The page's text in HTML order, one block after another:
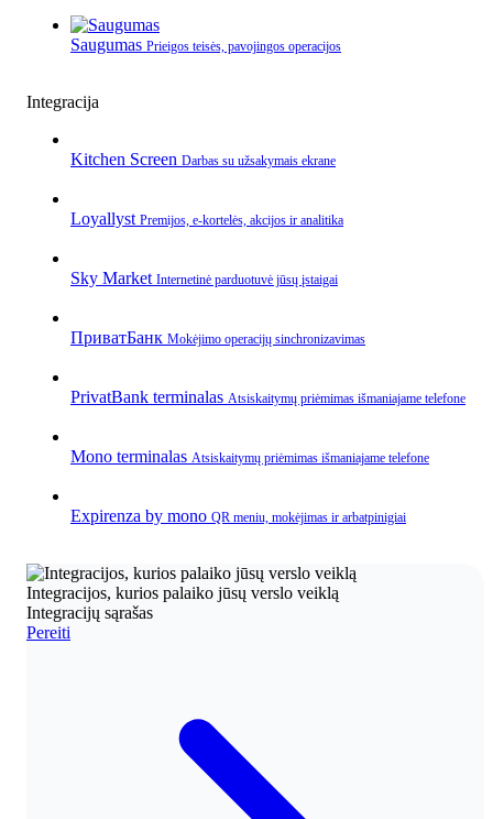
Saugumas Prieigos teisės, pavojingos operacijos
Integracija
Kitchen Screen Darbas su užsakymais ekrane
Loyallyst Premijos, e‑kortelės, akcijos ir analitika
Sky Market Internetinė parduotuvė jūsų įstaigai
ПриватБанк Mokėjimo operacijų sinchronizavimas
PrivatBank terminalas Atsiskaitymų priėmimas išmaniajame telefone
Mono terminalas Atsiskaitymų priėmimas išmaniajame telefone
Expirenza by mono QR meniu, mokėjimas ir arbatpinigiai
Integracijos, kurios palaiko jūsų verslo veiklą
Integracijų sąrašas
Pereiti